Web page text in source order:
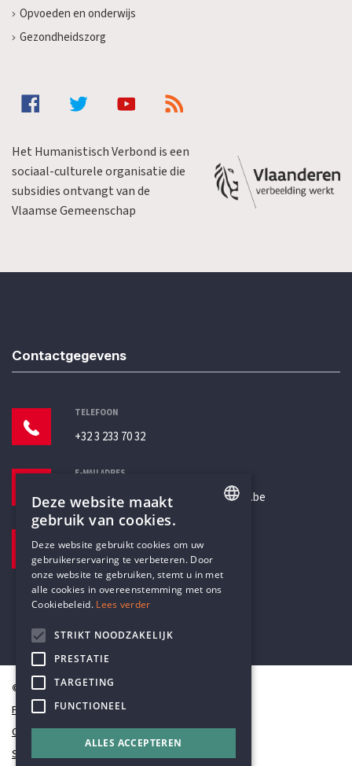
Opvoeden en onderwijs
Gezondheidszorg
Het Humanistisch Verbond is een
sociaal-culturele organisatie die
subsidies ontvangt van de
Vlaamse Gemeenschap
Contactgegevens
TELEFOON
+32 3 233 70 32
E-MAILADRES
secretariaat@humanistischverbond.be
Pottenbrug 4
Antwerpen, 2000
© Humanistisch Verbond 2026
Privacy
Cookiestatement
Sitemap
DUTCH
Deze website maakt
gebruik van cookies.
Deze website gebruikt cookies om uw
gebruikerservaring te verbeteren. Door
onze website te gebruiken, stemt u in met
alle cookies in overeenstemming met ons
Cookiebeleid. Lees verder
STRIKT NOODZAKELIJK
PRESTATIE
TARGETING
FUNCTIONEEL
ALLES ACCEPTEREN